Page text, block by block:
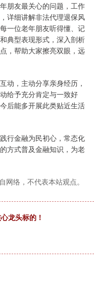
朋友最关心的问题，工作
详细讲解非法代理退保风
一位老年朋友听得懂、记
典型表现形式，深入剖析
，帮助大家擦亮双眼，远
动，主动分享亲身经历，
给予充分肯定与一致好
后能多开展此类贴近生活
行金融为民初心，常态化
方式普及金融知识，为老
网络，不代表本站观点。
龙头标的！